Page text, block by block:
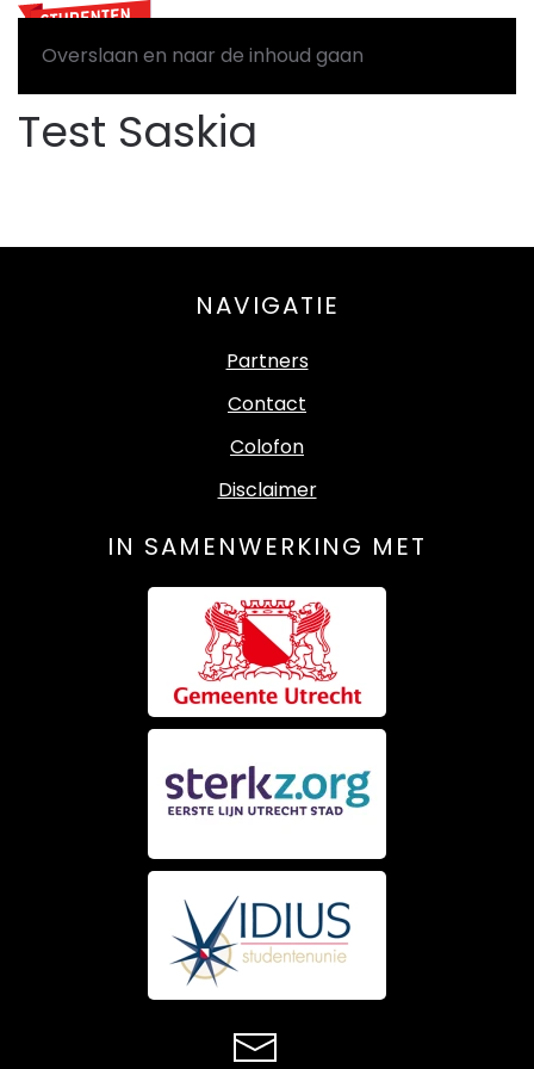
Overslaan en naar de inhoud gaan
Test Saskia
NAVIGATIE
Partners
Contact
Colofon
Disclaimer
IN SAMENWERKING MET